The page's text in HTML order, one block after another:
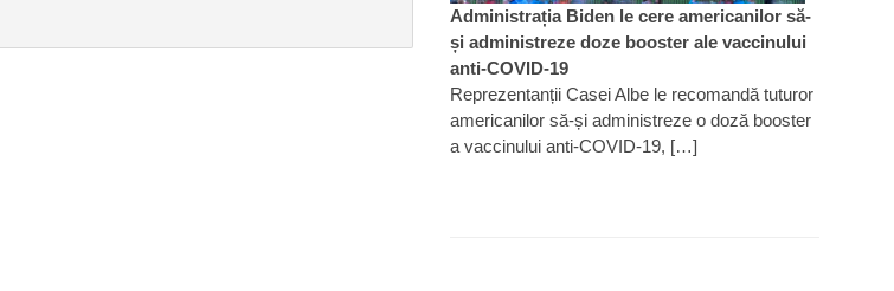
Administrația Biden le cere americanilor să-
și administreze doze booster ale vaccinului
anti-COVID-19
Reprezentanții Casei Albe le recomandă tuturor
americanilor să-și administreze o doză booster
a vaccinului anti-COVID-19, […]